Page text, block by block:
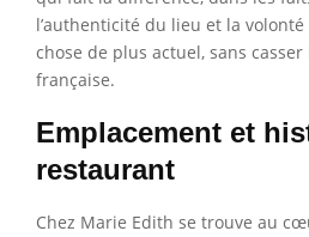
l’authenticité du lieu et la
chose de plus actuel, sans casser
française.
Emplacement et
restaurant
Chez Marie Edith se trouve au